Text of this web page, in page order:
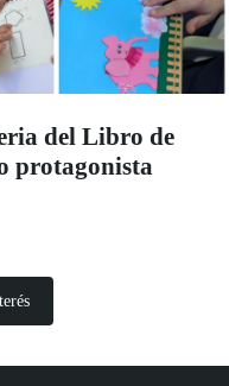
del Libro de
protagonista